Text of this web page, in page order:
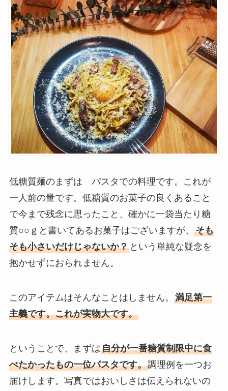
低糖質麺のまずは パスタでの料理です。これが
一人前の量です。低糖質のお菓子の良くあること
で今まで残念に思ったこと、確かに一袋当たり糖
質○○ｇと書いてあるお菓子はございますが、 そも
そも小さいだけじゃないか？という単純な疑念を
抱かせずにおられません。
このアイテムはそんなことはしません。 満足第一
主義です。これが実物大です。
ということで、まずは自分が一番糖質制限中に食
べたかったもの一位パスタです。調理例を一つお
届けします。写真ではおいしさは伝えられないの